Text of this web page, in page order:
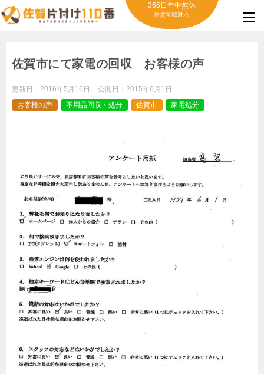
365日年中無休
佐賀全域対応
佐賀市にて家電の回収 お客様の声
更新日： 2016年5月16日 公開日： 2015年6月1日
お客様の声
不用品回収・処分 佐賀市 家電処分